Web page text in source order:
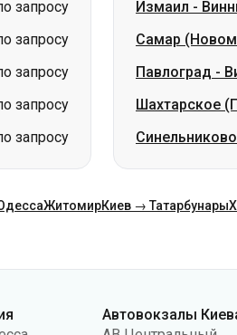
запросу
запросу
Шахтарское
Синельниково
Житомир Киев → Татарбунары
АС Южная
АС Дарница